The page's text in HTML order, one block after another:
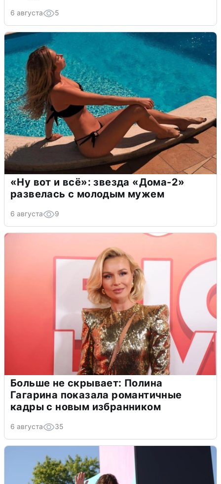
6 августа 5
«Ну вот и всё»: звезда «Дома-2»
развелась с молодым мужем
6 августа 9
Больше не скрывает: Полина
Гагарина показала романтичные
кадры с новым избранником
6 августа 35